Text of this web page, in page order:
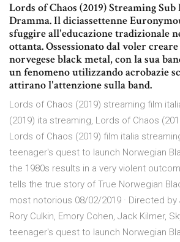
Lords of Chaos (2019) Streaming Sub
Dramma. Il diciassettenne
sfuggire all'educazione tradizionale
ottanta. Ossessionato dal voler
norvegese black metal, con la sua
un fenomeno utilizzando acrobazie
attirano l'attenzione sulla band.
Lords of Chaos (2019) streaming film
(2019) ita streaming, Lords of Chaos
Lords of Chaos (2019) film italia
teenager's quest to launch Norwegian
the 1980s results in a very violent
tells the true story of True Norwegian
most notorious 08/02/2019 · Directed by
Rory Culkin, Emory Cohen, Jack Kilmer,
teenager's quest to launch Norwegian